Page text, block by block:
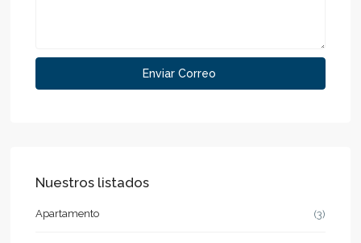
Nuestros listados
Apartamento (3)